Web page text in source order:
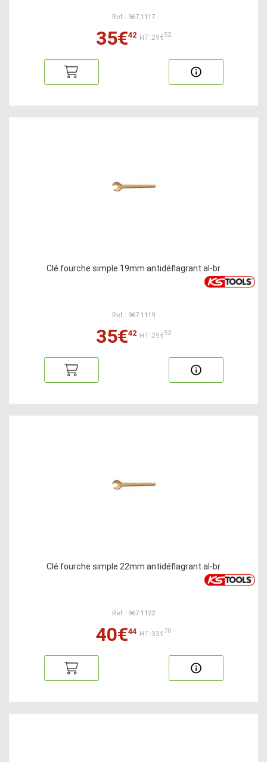
Ref : 967.1117
35€42 HT:29€52
Clé fourche simple 19mm antidéflagrant al-br
Ref : 967.1119
35€42 HT:29€52
Clé fourche simple 22mm antidéflagrant al-br
Ref : 967.1122
40€44 HT:33€70